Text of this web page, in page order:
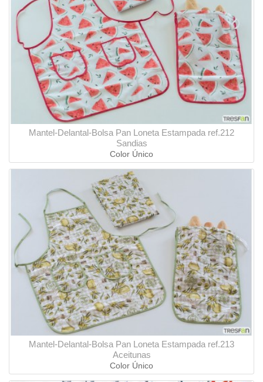
Mantel-Delantal-Bolsa Pan Loneta Estampada ref.212
Sandias
Color Único
Mantel-Delantal-Bolsa Pan Loneta Estampada ref.213
Aceitunas
Color Único